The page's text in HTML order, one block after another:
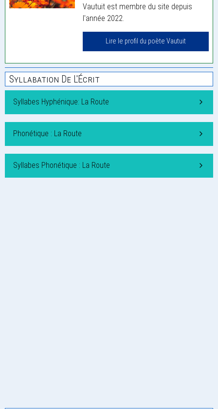
Vautuit est membre du site depuis
l'année 2022.
Lire le profil du poète Vautuit
Syllabation De L'Écrit
Syllabes Hyphénique: La Route
Phonétique : La Route
Syllabes Phonétique : La Route